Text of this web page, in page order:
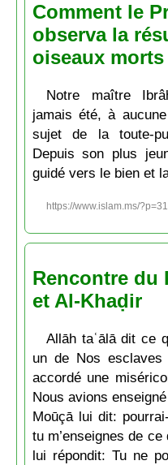
Comment le
observa la
oiseaux morts
Notre maître
jamais été, à
sujet de la toute-
Depuis son plus
guidé vers le bien et
https://www.islam.ms/
Rencontre du
et Al-Khaḍir
Allāh taʿālā dit ce
un de Nos
accordé une
Nous avions
Moūçā lui dit:
tu m’enseignes de
lui répondit: Tu ne